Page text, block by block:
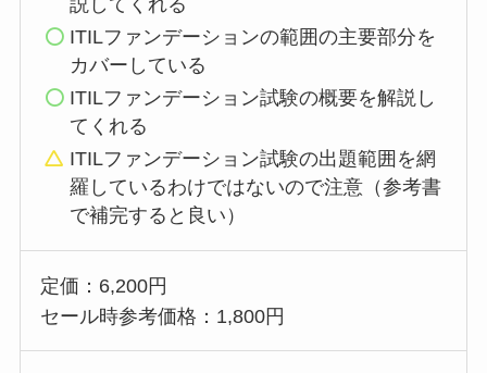
説してくれる
ITILファンデーションの範囲の主要部分を
カバーしている
ITILファンデーション試験の概要を解説し
てくれる
ITILファンデーション試験の出題範囲を網
羅しているわけではないので注意（参考書
で補完すると良い）
定価：6,200円
セール時参考価格：1,800円